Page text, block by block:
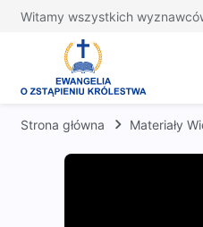
Witamy wszystkich
Strona główna Materiały